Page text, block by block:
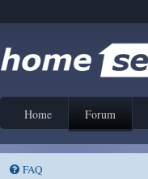
Home Forum
FAQ